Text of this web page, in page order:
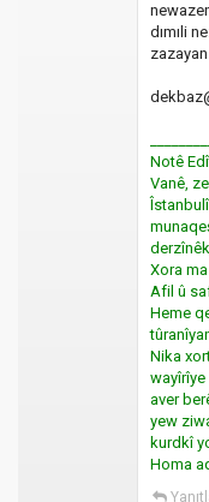
dımıli
Notê
Vanê,
Xora
Afil û
Heme
Nika
aver
yew
kurdkî
Homa